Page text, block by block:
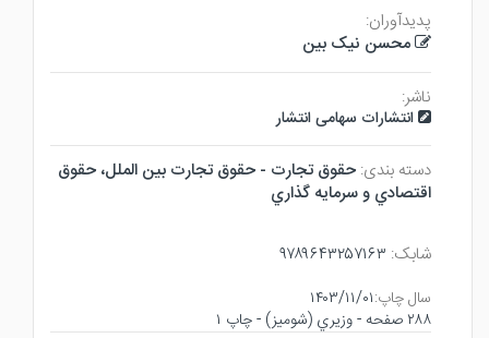
پدیدآوران:
محسن نیک بین
ناشر:
انتشارات سهامی انتشار
دسته بندی: حقوق تجارت - حقوق تجارت بين الملل، حقوق
اقتصادي و سرمايه گذاري
شابک: ۹۷۸۹۶۴۳۲۵۷۱۶۳
سال چاپ:۱۴۰۳/۱۱/۰۱
۲۸۸ صفحه - وزيري (شوميز) - چاپ ۱